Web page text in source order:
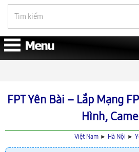
FPT Yên Bài – Lắp Mạng
Hình,
Việt Nam ► Hà Nội ►